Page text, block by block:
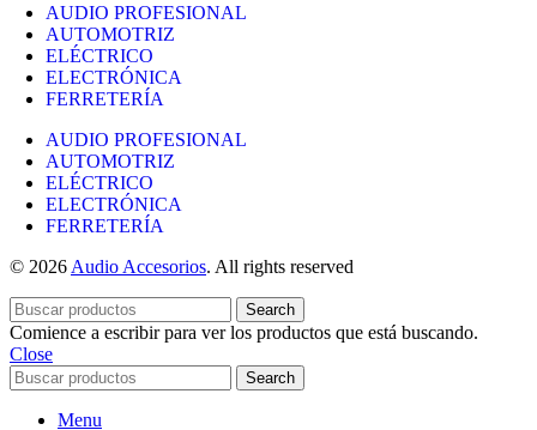
AUDIO PROFESIONAL
AUTOMOTRIZ
ELÉCTRICO
ELECTRÓNICA
FERRETERÍA
AUDIO PROFESIONAL
AUTOMOTRIZ
ELÉCTRICO
ELECTRÓNICA
FERRETERÍA
© 2026 Audio Accesorios. All rights reserved
Search
Comience a escribir para ver los productos que está buscando.
Close
Search
Menu